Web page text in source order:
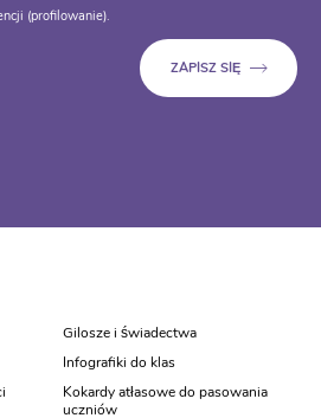
(profilowanie).
Gilosze i świadectwa
Infografiki do klas
Kokardy atłasowe do pasowania
uczniów